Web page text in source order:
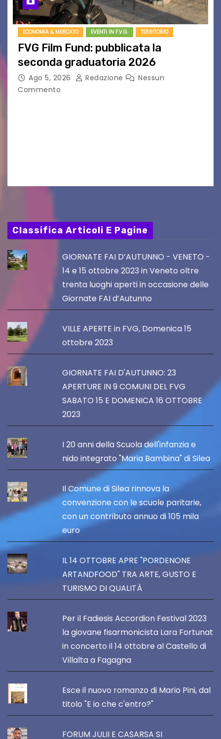
ECONOMIA & MERCATO EVENTI IN F.V.G. TERRITORIO
FVG Film Fund: pubblicata la
seconda graduatoria 2026
Ago 5, 2026 Redazione
Nessun
Commento
Classifica Articoli E Pagine
GIORNATE FAI D’AUTUNNO - VENETO -
14 e 15 ottobre 2023 in Veneto oltre
trenta luoghi aperti in occasione delle
Giornate FAI d’Autunno
VILLE APERTE in FVG, Domenica 15
ottobre 2023
GIORNATE FAI D'AUTUNNO: 23
APERTURE IN 9 COMUNI DEL FVG
SABATO 15 E DOMENICA 16 OTTOBRE
2023
I 20 anni della Scuola dell'infanzia e
nido integrato "Maria Bambina" di Silea
Il Comune di Silea rinnova la
convenzione con le scuole paritarie,
con un contributo annuo di 105 mila
euro
IL 14 OTTOBRE APRE "PORDENONE
ARTANDFOOD" TRA ARTE, GUSTO E
TURISMO DI QUALITÀ
Per il Fadiesis Accordion Festival 2023
la giovane fisarmonicista Lara Fortunat
in concerto il 14 ottobre al Castello di
Villalta a Fagagna
Esce il nuovo romanzo di Mario Pini, dal
titolo "E io che c'entro?"
FORUM JULII E CASARSA SI